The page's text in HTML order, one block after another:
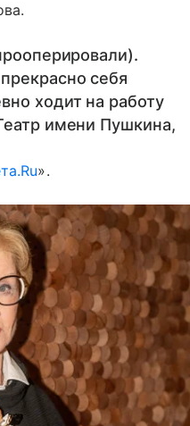
себя
ходит на работу
имени Пушкина,
».